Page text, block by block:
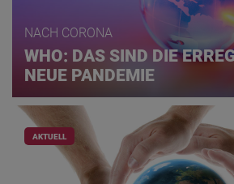
NACH CORONA
WHO: DAS SIND DIE
NEUE PANDEMIE
AKTUELL